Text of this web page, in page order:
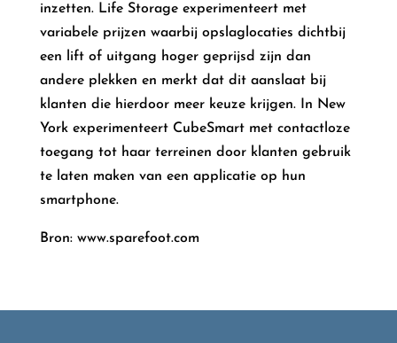
inzetten. Life Storage experimenteert met
variabele prijzen waarbij opslaglocaties dichtbij
een lift of uitgang hoger geprijsd zijn dan
andere plekken en merkt dat dit aanslaat bij
klanten die hierdoor meer keuze krijgen. In New
York experimenteert CubeSmart met contactloze
toegang tot haar terreinen door klanten gebruik
te laten maken van een applicatie op hun
smartphone.
Bron: www.sparefoot.com